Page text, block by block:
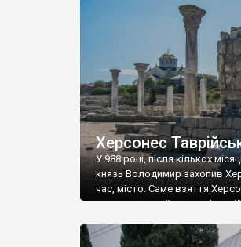
візантійської доби. Раритети
культурної спадщини ЮНЕСКО
Офіційно – на виставку
влада в Україні вважають це
Херсонес
У 988 році, після кількох
князь Володимир захопив
час, місто. Саме взяття
диктувати свої умови
Херсонесі Володимир-